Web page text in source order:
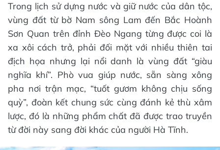
Trong lịch sử dựng nước và giữ nước của dân tộc,
vùng đất từ bờ Nam sông Lam đến Bắc Hoành
Sơn Quan trên đỉnh Đèo Ngang từng được coi là
xa xôi cách trở, phải đối mặt với nhiều thiên tai
địch họa nhưng lại nổi danh là vùng đất “giàu
nghĩa khí”. Phò vua giúp nước, sẵn sàng xông
pha nơi trận mạc, “tuốt gươm không chịu sống
quỳ”, đoàn kết chung sức cùng đánh kẻ thù xâm
lược, đó là những phẩm chất đã được trao truyền
từ đời này sang đời khác của người Hà Tĩnh.